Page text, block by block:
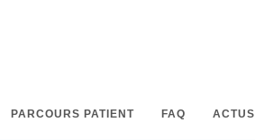
PARCOURS PATIENT FAQ ACTUS